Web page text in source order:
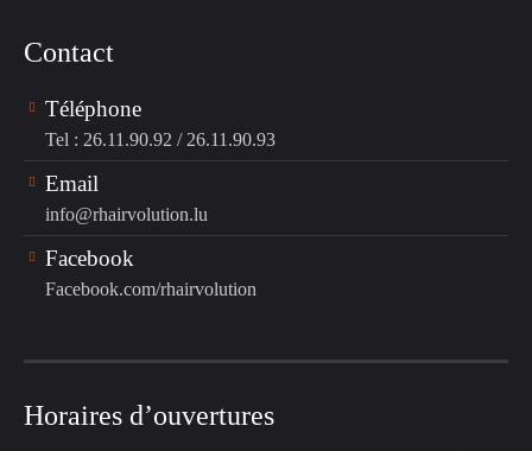
Contact
Téléphone
Tel : 26.11.90.92 / 26.11.90.93
Email
info@rhairvolution.lu
Facebook
Facebook.com/rhairvolution
Horaires d’ouvertures